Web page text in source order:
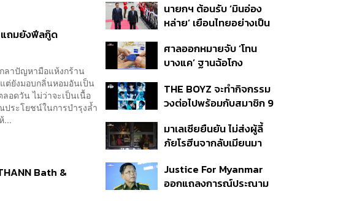
แถมยังฟีลกู๊ด
ลาปัญหามือแห้งกร้าน
ต่ยังมอบกลิ่นหอมอันเป็น
อดวัน ไม่ว่าจะเป็นเนื้อ
ประโยชน์ในการบำรุงล้ำ
...
Bath &
เปิดตัวเครื่องหมาย IAA
ต่อท้ายชื่อ
นายกฯ ต้อนรับ ‘มินอ่อง
หล่าย’ เยือนไทยอย่างเป็น
คณะ-สักขีพยานลงนาม
MOU
ศาลออกหมายจับ ‘โทน
บางแค’ ฐานฉ้อโกง
แบรนด์ Zeiss ลวงขาย
กล้องส่องพระลิมิเต็ด
THE BOYZ จะทำกิจกรรม
วงต่อไปพร้อมกับสมาชิก 9
มาเลเซียยืนยัน ไม่ส่งผู้ลี้
ภัยโรฮีนจากลับเมียนมา
อยู่ในอันตราย
Justice For Myanmar
ออกแถลงการณ์ประณาม